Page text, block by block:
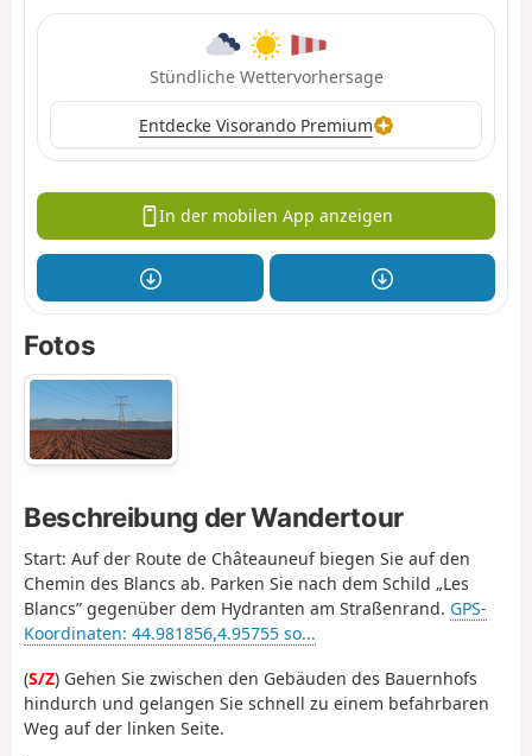
Stündliche Wettervorhersage
Entdecke Visorando Premium
In der mobilen App anzeigen
Fotos
Beschreibung der Wandertour
Start: Auf der Route de Châteauneuf biegen Sie auf den
Chemin des Blancs ab. Parken Sie nach dem Schild „Les
Blancs” gegenüber dem Hydranten am Straßenrand. GPS-
Koordinaten: 44.981856,4.95755 so...
(S/Z) Gehen Sie zwischen den Gebäuden des Bauernhofs
hindurch und gelangen Sie schnell zu einem befahrbaren
Weg auf der linken Seite.